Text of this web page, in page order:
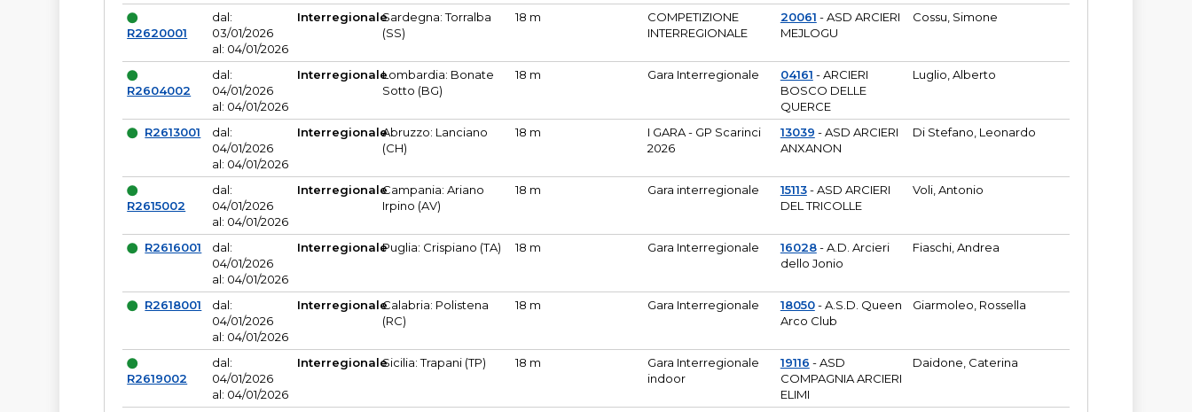
R2620001
dal:
03/01/2026
al: 04/01/2026
InterregionaleSardegna: Torralba
(SS)
18 m
COMPETIZIONE
INTERREGIONALE
20061 - ASD ARCIERI
MEJLOGU
Cossu, Simone
R2604002
dal:
04/01/2026
al: 04/01/2026
InterregionaleLombardia: Bonate
Sotto (BG)
18 m Gara Interregionale 04161 - ARCIERI
BOSCO DELLE
QUERCE
Luglio, Alberto
R2613001
dal:
04/01/2026
al: 04/01/2026
InterregionaleAbruzzo: Lanciano
(CH)
18 m
I GARA - GP Scarinci
2026
13039 - ASD ARCIERI
ANXANON
Di Stefano, Leonardo
R2615002
dal:
04/01/2026
al: 04/01/2026
InterregionaleCampania: Ariano
Irpino (AV)
18 m Gara interregionale 15113- ASD ARCIERI
DEL TRICOLLE
Voli, Antonio
R2616001
dal:
04/01/2026
al: 04/01/2026
InterregionalePuglia: Crispiano (TA) 18 m Gara Interregionale 16028- A.D. Arcieri
dello Jonio
Fiaschi, Andrea
R2618001
dal:
04/01/2026
al: 04/01/2026
InterregionaleCalabria: Polistena
(RC)
18 m Gara Interregionale 18050- A.S.D. Queen
Arco Club
Giarmoleo, Rossella
R2619002
dal:
04/01/2026
al: 04/01/2026
InterregionaleSicilia: Trapani (TP) 18 m
Gara Interregionale
indoor
19116 - ASD
COMPAGNIA ARCIERI
ELIMI
Daidone, Caterina